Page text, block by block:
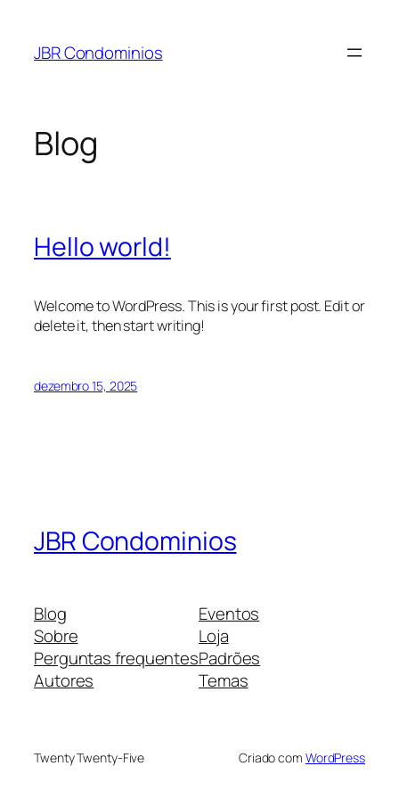
JBR Condominios
Blog
Hello world!
Welcome to WordPress. This is your first post. Edit or
delete it, then start writing!
dezembro 15, 2025
JBR Condominios
Blog
Sobre
Perguntas frequentes
Autores
Eventos
Loja
Padrões
Temas
Twenty Twenty-Five Criado com WordPress